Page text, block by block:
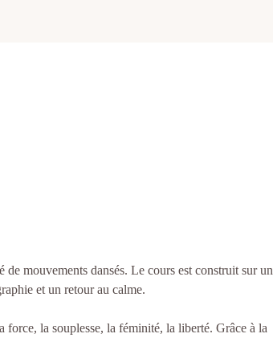
mouvements dansés. Le cours est construit sur un
et un retour au calme.
la souplesse, la féminité, la liberté. Grâce à la